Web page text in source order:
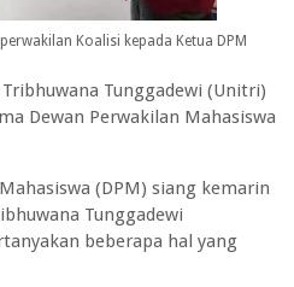
Koalisi kepada Ketua DPM
Tunggadewi (Unitri)
Dewan Perwakilan Mahasiswa
(DPM) siang kemarin
Tunggadewi
beberapa hal yang